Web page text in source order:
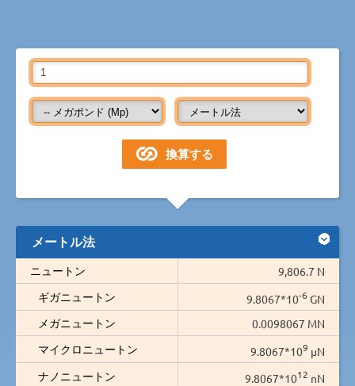
メートル法
ニュートン
9,806.7 N
ギガニュートン
9.8067*10-6 GN
メガニュートン
0.0098067 MN
マイクロニュートン
9.8067*109 µN
ナノニュートン
9.8067*1012 nN